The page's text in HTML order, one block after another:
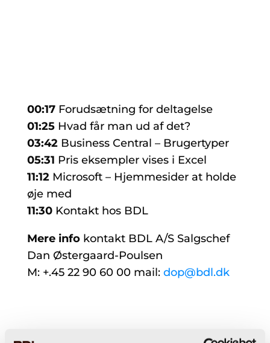
00:17Forudsætning for deltagelse
01:25Hvad får man ud af det?
03:42Business Central – Brugertyper
05:31 Pris eksempler vises i Excel
11:12Microsoft – Hjemmesider at holde
øje med
11:30Kontakt hos BDL
Mere infokontakt BDL A/S Salgschef
Dan Østergaard-Poulsen
M: +.45 22 90 60 00 mail: dop@bdl.dk